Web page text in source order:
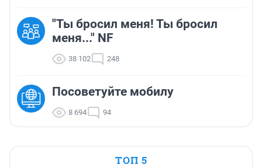
"Ты бросил меня! Ты бросил
меня..." NF
38 102 248
Посоветуйте мобилу
8 694 94
ТОП 5